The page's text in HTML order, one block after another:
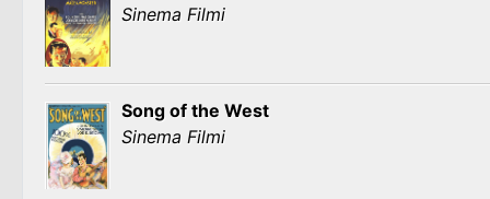
Sinema Filmi
Song of the West
Sinema Filmi